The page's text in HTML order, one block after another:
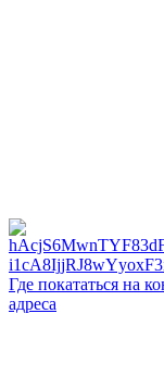
Где покататься на
адреса